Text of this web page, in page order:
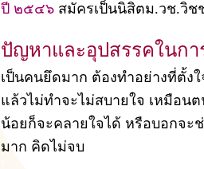
ปี ๒๕๔๖ สมัครเป็นนิสิตม.วช.วิช
ปัญหาและอุปสรรคในกา
เป็นคนยึดมาก ต้องทำอย่างที่ตั้ง
แล้วไม่ทำจะไม่สบายใจ เหมือน
น้อยก็จะคลายใจได้ หรือบอกจะ
มาก คิดไม่จบ